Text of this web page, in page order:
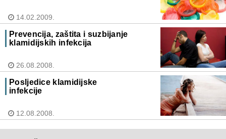
14.02.2009.
Prevencija, zaštita i suzbijanje
klamidijskih infekcija
26.08.2008.
Posljedice klamidijske
infekcije
12.08.2008.